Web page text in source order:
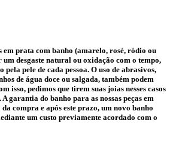
em prata com banho (amarelo, rosé, ródio ou
desgaste natural ou oxidação com o tempo,
pela pele de cada pessoa. O uso de abrasivos,
de água doce ou salgada, também podem
isso, pedimos que tirem suas joias nesses casos
garantia do banho para as nossas peças em
da compra e após este prazo, um novo banho
um custo previamente acordado com o